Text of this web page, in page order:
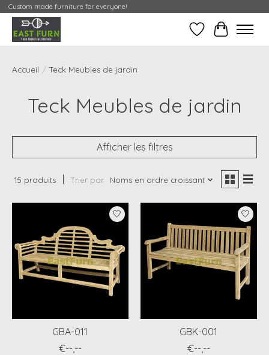
Custom made furniture for everyone!
Liste deMon
Accueil / Teck Meubles de jardin
Teck Meubles de jardin
Afficher les filtres
15 produits Trier par Noms en ordre croissant
GBA-011
€--,--
GBK-001
€--,--